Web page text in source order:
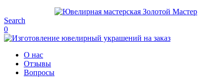
Search
0
О нас
Отзывы
Вопросы